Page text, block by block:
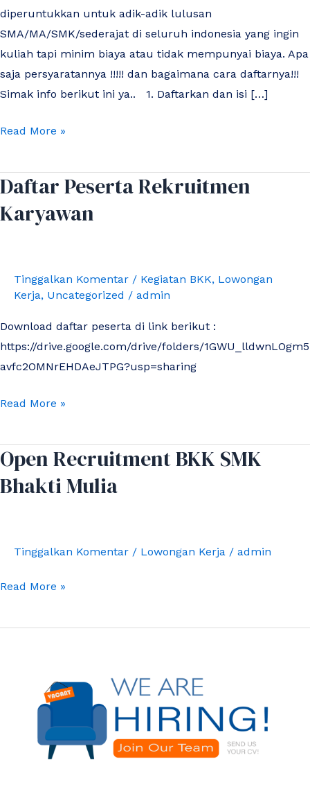
diperuntukkan untuk adik-adik lulusan
SMA/MA/SMK/sederajat di seluruh indonesia yang ingin
kuliah tapi minim biaya atau tidak mempunyai biaya. Apa
saja persyaratannya !!!!! dan bagaimana cara daftarnya!!!
Simak info berikut ini ya.. 1. Daftarkan dan isi […]
Read More »
Daftar Peserta Rekruitmen
Karyawan
Tinggalkan Komentar / Kegiatan BKK, Lowongan
Kerja, Uncategorized / admin
Download daftar peserta di link berikut :
https://drive.google.com/drive/folders/1GWU_lldwnLOgm5
avfc2OMNrEHDAeJTPG?usp=sharing
Daftar
Rekruitmen
Read More »
Open Recruitment BKK SMK
Bhakti Mulia
Tinggalkan Komentar / Lowongan Kerja / admin
Open
Recruitment
BKK
Mulia
Read More »
Karyawan